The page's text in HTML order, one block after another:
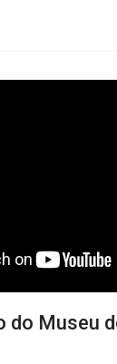
do Museu